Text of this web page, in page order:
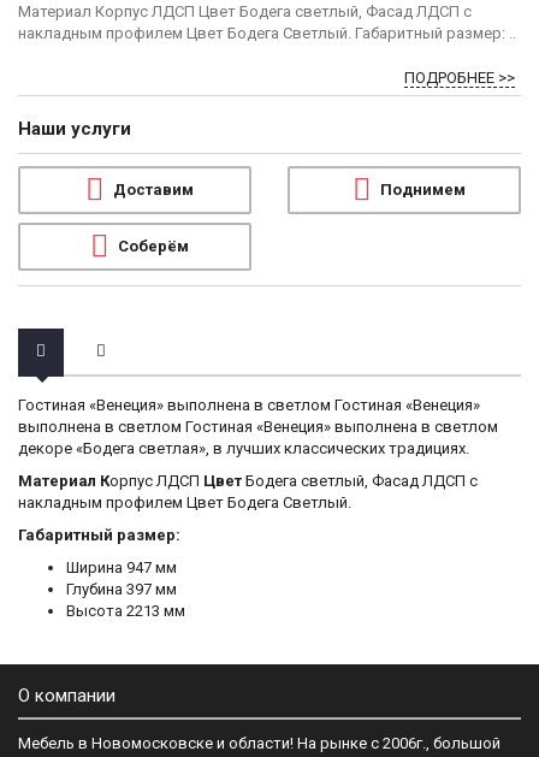
Материал Корпус ЛДСП Цвет Бодега светлый, Фасад ЛДСП с
накладным профилем Цвет Бодега Светлый. Габаритный размер: ..
ПОДРОБНЕЕ >>
Наши услуги
Доставим Поднимем
Соберём
Гостиная «Венеция» выполнена в светлом Гостиная «Венеция»
выполнена в светлом Гостиная «Венеция» выполнена в светлом
декоре «Бодега светлая», в лучших классических традициях.
Материал Корпус ЛДСП Цвет Бодега светлый, Фасад ЛДСП с
накладным профилем Цвет Бодега Светлый.
Габаритный размер:
Ширина 947 мм
Глубина 397 мм
Высота 2213 мм
О компании
Мебель в Новомосковске и области! На рынке с 2006г., большой